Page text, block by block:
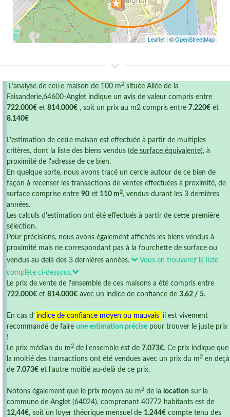
Leaflet | ©OpenStreetMap
L'analyse de cette maison de 100 m 2 située Allée de la
Faisanderie,64600-Anglet indique un avis de valeur compris entre
722.000€ et 814.000€ , soit un prix au m2 compris entre 7.220€ et
8.140€
L'estimation de cette maison est effectuée à partir de multiples
critères, dont la liste des biens vendus (de surface équivalente), à
proximité de l'adresse de ce bien.
En quelque sorte, nous avons tracé un cercle autour de ce bien de
façon à recenser les transactions de ventes effectuées à proximité, de
surface comprise entre 90 et 110 m2, vendus durant les 3 dernières
années.
Les calculs d'estimation ont été effectués à partir de cette première
sélection.
Pour précisions, nous avons également affichés les biens vendus à
proximité mais ne correspondant pas à la fourchette de surface ou
vendus au delà des 3 dernières années.
Vous en trouverez la liste
complète ci-dessous.
Le prix de vente de l'ensemble de ces maisons a été compris entre
722.000€ et 814.000€ avec un indice de confiance de 3.62 / 5.
En cas d' indice de confiance moyen ou mauvais il est vivement
recommandé de faire une estimation précise pour trouver le juste prix
!
Le prix médian du m 2 de l'ensemble est de 7.073€. Ce prix indique que
la moitié des transactions ont été vendues avec un prix du m 2 en deçà
de 7.073€ et l'autre moitié au-delà de ce prix.
Notons également que le prix moyen au m 2 de la location sur la
commune de Anglet (64024), comprenant 40772 habitants est de
12,44€, soit un loyer théorique mensuel de 1.244€ compte tenu des